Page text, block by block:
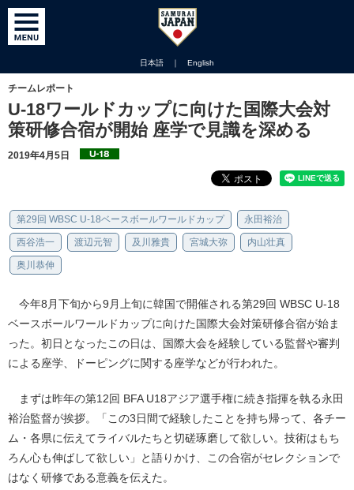
日本語 ｜ English
チームレポート
U-18ワールドカップに向けた国際大会対
策研修合宿が開始 座学で見識を深める
2019年4月5日
第29回 WBSC U-18ベースボールワールドカップ 永田裕治
西谷浩一 渡辺元智 及川雅貴 宮城大弥 内山壮真
奥川恭伸
今年8月下旬から9月上旬に韓国で開催される第29回 WBSC U-18
ベースボールワールドカップに向けた国際大会対策研修合宿が始ま
った。初日となったこの日は、国際大会を経験している監督や審判
による座学、ドーピングに関する座学などが行われた。
まずは昨年の第12回 BFA U18アジア選手権に続き指揮を執る永田
裕治監督が挨拶。「この3日間で経験したことを持ち帰って、各チー
ム・各県に伝えてライバルたちと切磋琢磨して欲しい。技術はもち
ろん心も伸ばして欲しい」と語りかけ、この合宿がセレクションで
はなく研修である意義を伝えた。